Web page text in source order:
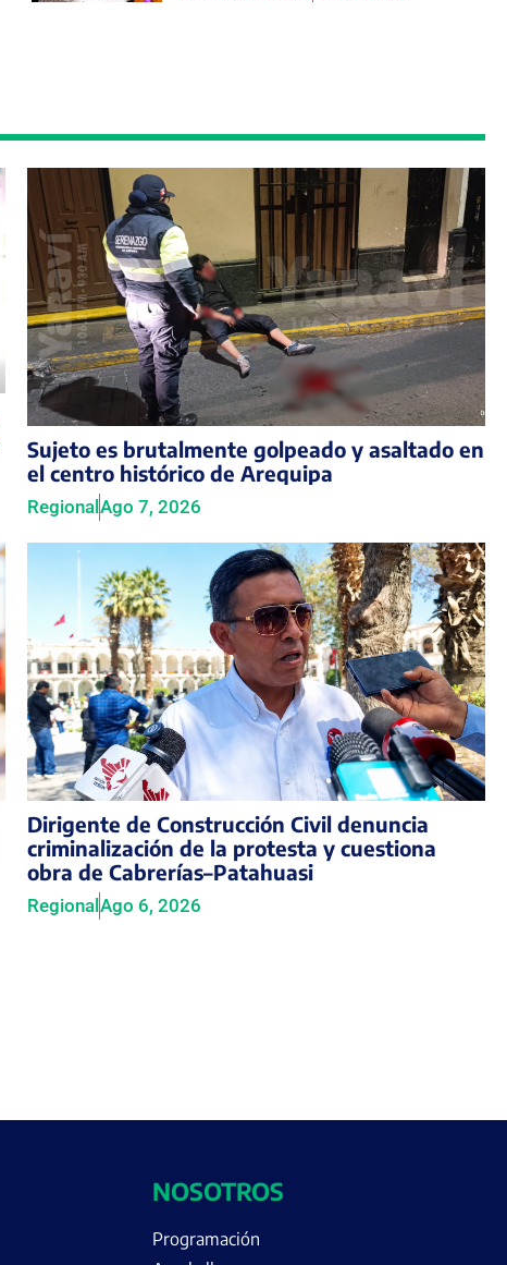
Sujeto es brutalmente golpeado y asaltado en
el centro histórico de Arequipa
RegionalAgo 7, 2026
Dirigente de Construcción Civil denuncia
criminalización de la protesta y cuestiona
obra de Cabrerías–Patahuasi
RegionalAgo 6, 2026
NOSOTROS
Programación